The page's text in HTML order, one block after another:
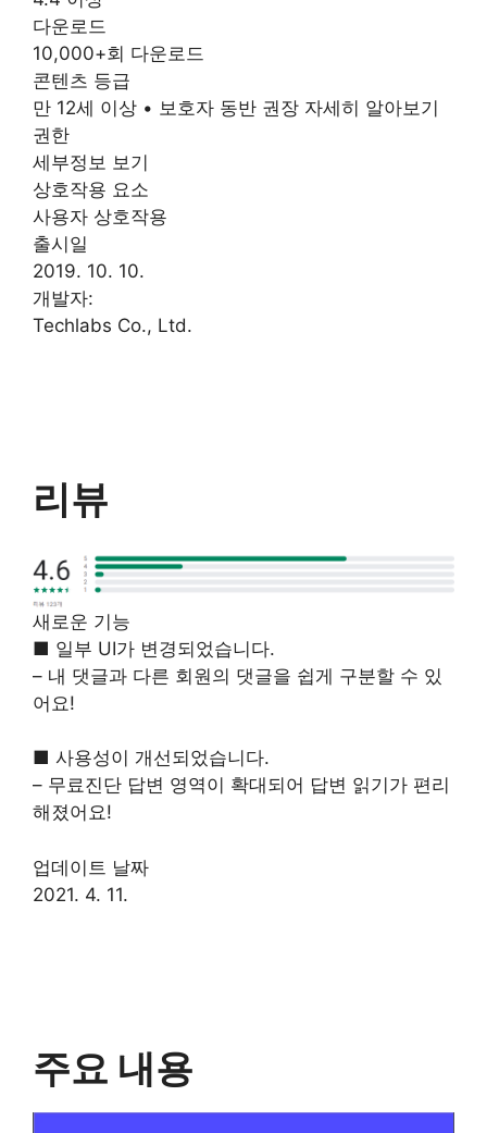
다운로드
10,000+회 다운로드
콘텐츠 등급
만 12세 이상 • 보호자 동반 권장 자세히 알아보기
권한
세부정보 보기
상호작용 요소
사용자 상호작용
출시일
2019. 10. 10.
개발자:
Techlabs Co., Ltd.
리뷰
새로운 기능
■ 일부 UI가 변경되었습니다.
– 내 댓글과 다른 회원의 댓글을 쉽게 구분할 수 있
어요!
■ 사용성이 개선되었습니다.
– 무료진단 답변 영역이 확대되어 답변 읽기가 편리
해졌어요!
업데이트 날짜
2021. 4. 11.
주요 내용